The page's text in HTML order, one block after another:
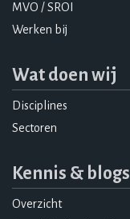
MVO / SROI
Werken bij
Wat doen wij
Disciplines
Sectoren
Kennis & blogs
Overzicht